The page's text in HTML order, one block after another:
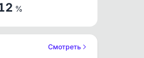
%
Смотреть